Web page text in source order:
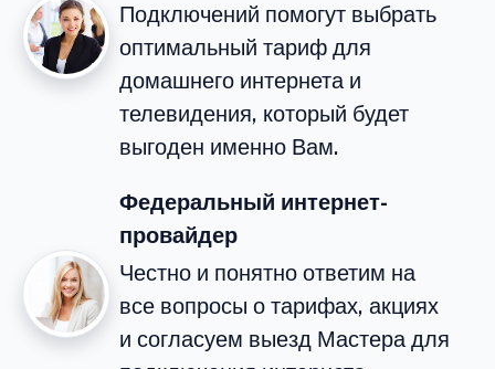
Подключений помогут выбрать
оптимальный тариф для
домашнего интернета и
телевидения, который будет
выгоден именно Вам.
Федеральный интернет-
провайдер
Честно и понятно ответим на
все вопросы о тарифах, акциях
и согласуем выезд Мастера для